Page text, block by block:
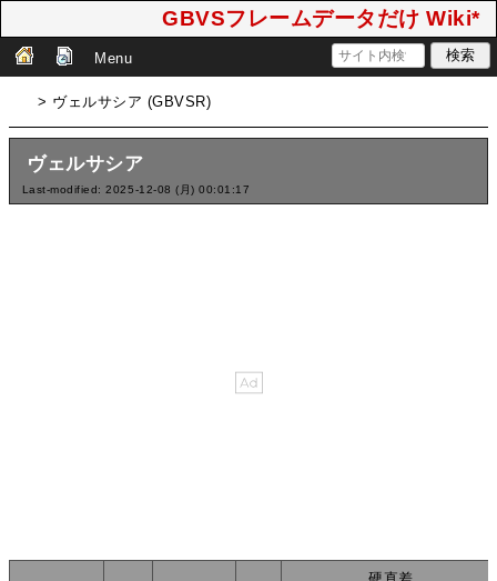
GBVSフレームデータだけ Wiki*
Menu
> ヴェルサシア (GBVSR)
ヴェルサシア
Last-modified: 2025-12-08 (月) 00:01:17